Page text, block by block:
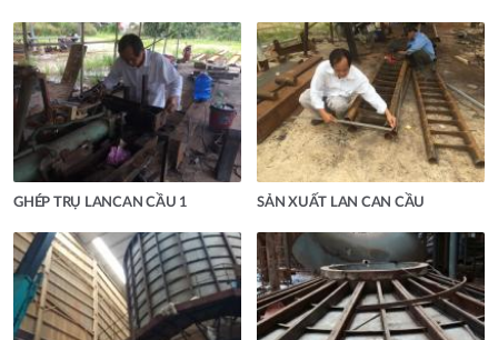
GHÉP TRỤ LANCAN CẦU 1 SẢN XUẤT LAN CAN CẦU